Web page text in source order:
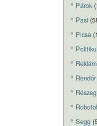
Párok
Pasi
Picsa
Reklám
Rendőr
Részeg
Segg